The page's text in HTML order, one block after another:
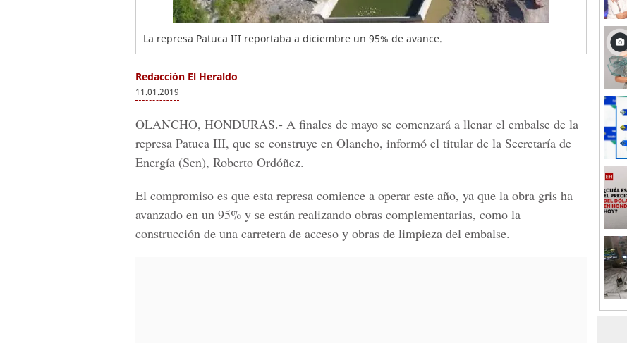
La represa Patuca III reportaba a diciembre un 95% de avance.
Redacción El Heraldo
11.01.2019
OLANCHO, HONDURAS.- A finales de mayo se comenzará a llenar el embalse de la
represa Patuca III, que se construye en Olancho, informó el titular de la Secretaría de
Energía (Sen), Roberto Ordóñez.
El compromiso es que esta represa comience a operar este año, ya que la obra gris ha
avanzado en un 95% y se están realizando obras complementarias, como la
construcción de una carretera de acceso y obras de limpieza del embalse.